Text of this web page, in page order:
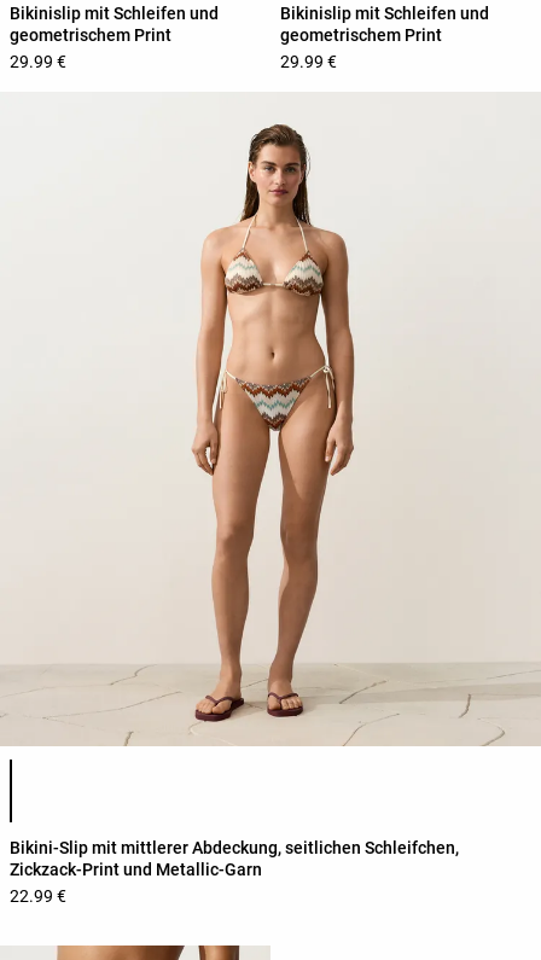
Bikinislip mit Schleifen und
geometrischem Print
29.99 €
Bikinislip mit Schleifen und
geometrischem Print
29.99 €
Bikini-Slip mit mittlerer Abdeckung, seitlichen Schleifchen,
Zickzack-Print und Metallic-Garn
22.99 €